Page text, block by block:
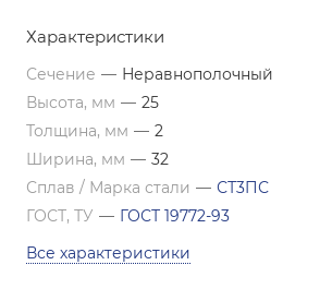
Характеристики
Сечение — Неравнополочный
Высота, мм — 25
Толщина, мм — 2
Ширина, мм — 32
Сплав / Марка стали — СТ3ПС
ГОСТ, ТУ — ГОСТ 19772-93
Все характеристики